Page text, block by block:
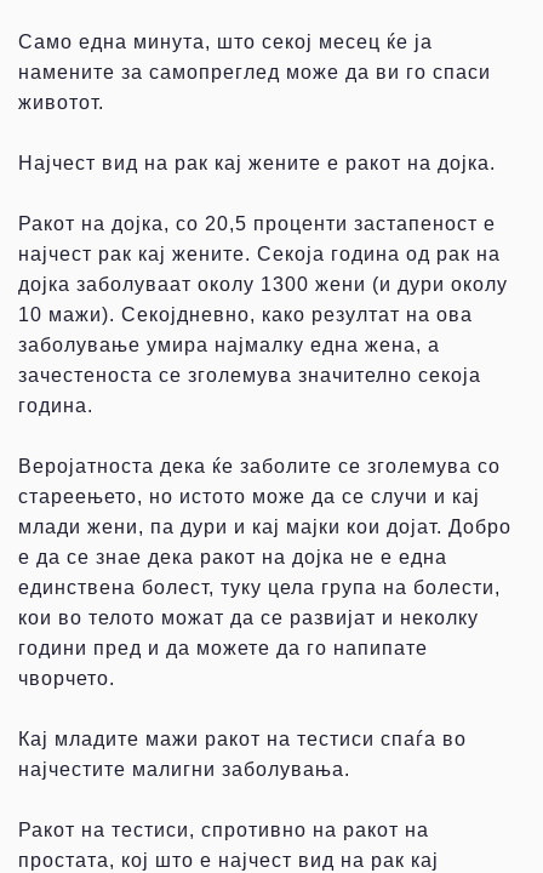
Само една минута, што секој месец ќе ја
намените за самопреглед може да ви го спаси
животот.
Најчест вид на рак кај жените е ракот на дојка.
Ракот на дојка, со 20,5 проценти застапеност е
најчест рак кај жените. Секоја година од рак на
дојка заболуваат околу 1300 жени (и дури околу
10 мажи). Секојдневно, како резултат на ова
заболување умира најмалку една жена, а
зачестеноста се зголемува значително секоја
година.
Веројатноста дека ќе заболите се зголемува со
стареењето, но истото може да се случи и кај
млади жени, па дури и кај мајки кои дојат. Добро
е да се знае дека ракот на дојка не е една
единствена болест, туку цела група на болести,
кои во телото можат да се развијат и неколку
години пред и да можете да го напипате
чворчето.
Кај младите мажи ракот на тестиси спаѓа во
најчестите малигни заболувања.
Ракот на тестиси, спротивно на ракот на
простата, кој што е најчест вид на рак кај